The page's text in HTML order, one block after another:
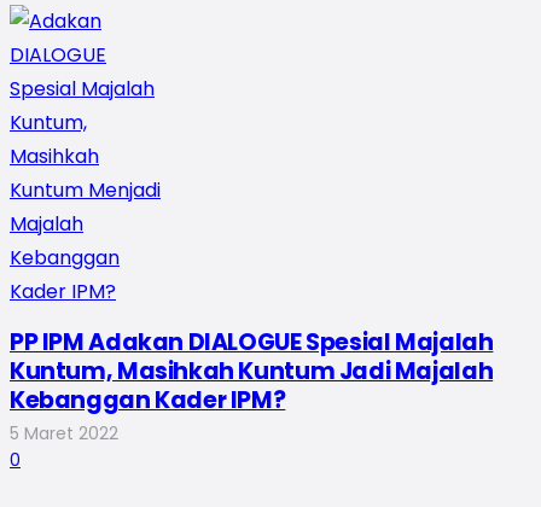
PP IPM Adakan DIALOGUE Spesial Majalah
Kuntum, Masihkah Kuntum Jadi Majalah
Kebanggan Kader IPM?
5 Maret 2022
0